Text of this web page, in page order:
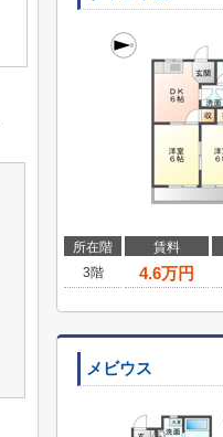
所在階 賃料
3階
4.6万円
メビウス